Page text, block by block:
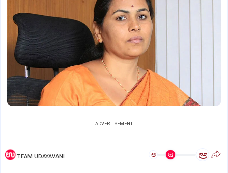
ADVERTISEMENT
TEAM UDAYAVANI ಅ ಅ